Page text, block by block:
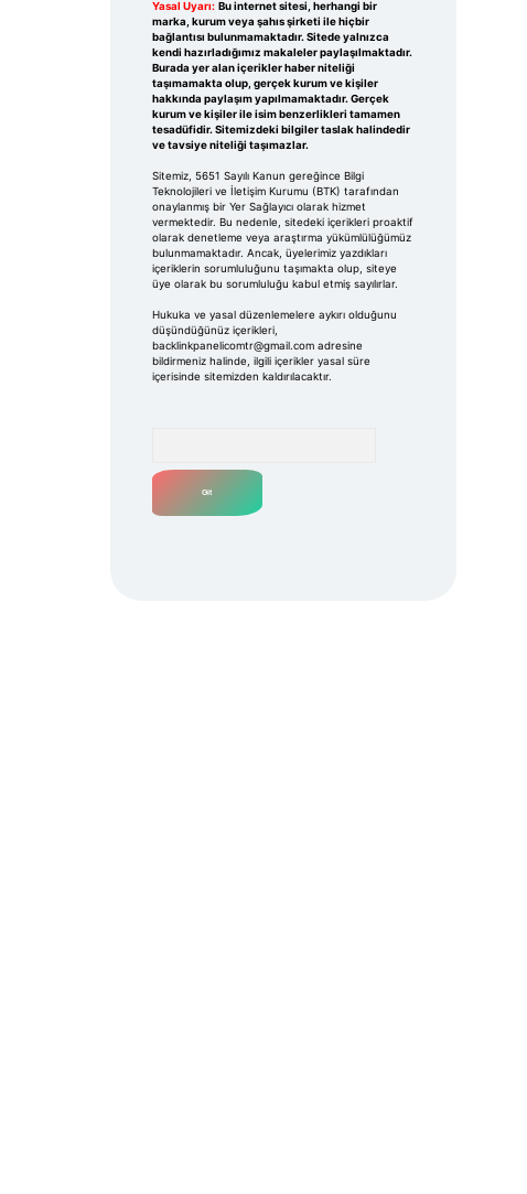
Yasal Uyarı: Bu internet sitesi, herhangi bir
marka, kurum veya şahıs şirketi ile hiçbir
bağlantısı bulunmamaktadır. Sitede yalnızca
kendi hazırladığımız makaleler paylaşılmaktadır.
Burada yer alan içerikler haber niteliği
taşımamakta olup, gerçek kurum ve kişiler
hakkında paylaşım yapılmamaktadır. Gerçek
kurum ve kişiler ile isim benzerlikleri tamamen
tesadüfidir. Sitemizdeki bilgiler taslak halindedir
ve tavsiye niteliği taşımazlar.
Sitemiz, 5651 Sayılı Kanun gereğince Bilgi
Teknolojileri ve İletişim Kurumu (BTK) tarafından
onaylanmış bir Yer Sağlayıcı olarak hizmet
vermektedir. Bu nedenle, sitedeki içerikleri proaktif
olarak denetleme veya araştırma yükümlülüğümüz
bulunmamaktadır. Ancak, üyelerimiz yazdıkları
içeriklerin sorumluluğunu taşımakta olup, siteye
üye olarak bu sorumluluğu kabul etmiş sayılırlar.
Hukuka ve yasal düzenlemelere aykırı olduğunu
düşündüğünüz içerikleri,
backlinkpanelicomtr@gmail.comadresine
bildirmeniz halinde, ilgili içerikler yasal süre
içerisinde sitemizden kaldırılacaktır.